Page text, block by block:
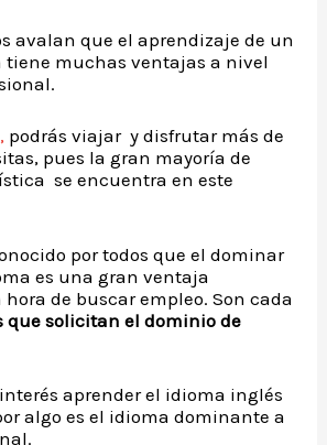
avalan que el aprendizaje de un
tiene muchas ventajas a nivel
, podrás viajar y disfrutar más de
pues la gran mayoría de
se encuentra en este
por todos que el dominar
es una gran ventaja
de buscar empleo. Son cada
que solicitan el dominio de
aprender el idioma inglés
algo es el idioma dominante a